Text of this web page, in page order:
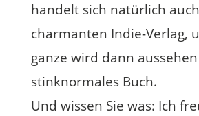
handelt sich natürlich
charmanten Indie-Verlag,
ganze wird dann
stinknormales Buch.
Und wissen Sie was: Ich